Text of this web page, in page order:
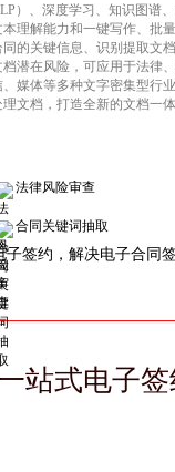
）、深度学习、知识图谱
理解能力和一键写作、批
的关键信息、识别提取文
潜在风险，可应用于法律
媒体等多种文字密集型行
文档，打造全新的文档一体
法律风险审查
合同关键词抽取
站式电子
子签约，解决电子合同